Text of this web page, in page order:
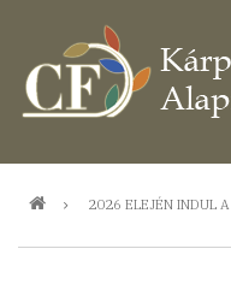
tartalomra
Morzsa2026 ELEJÉN INDUL A